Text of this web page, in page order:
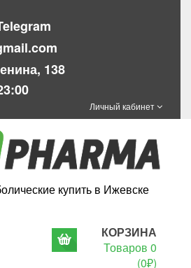
138
Личный кабинет
купить в Ижевске
КОРЗИНА
Товаров 0
(0₽)